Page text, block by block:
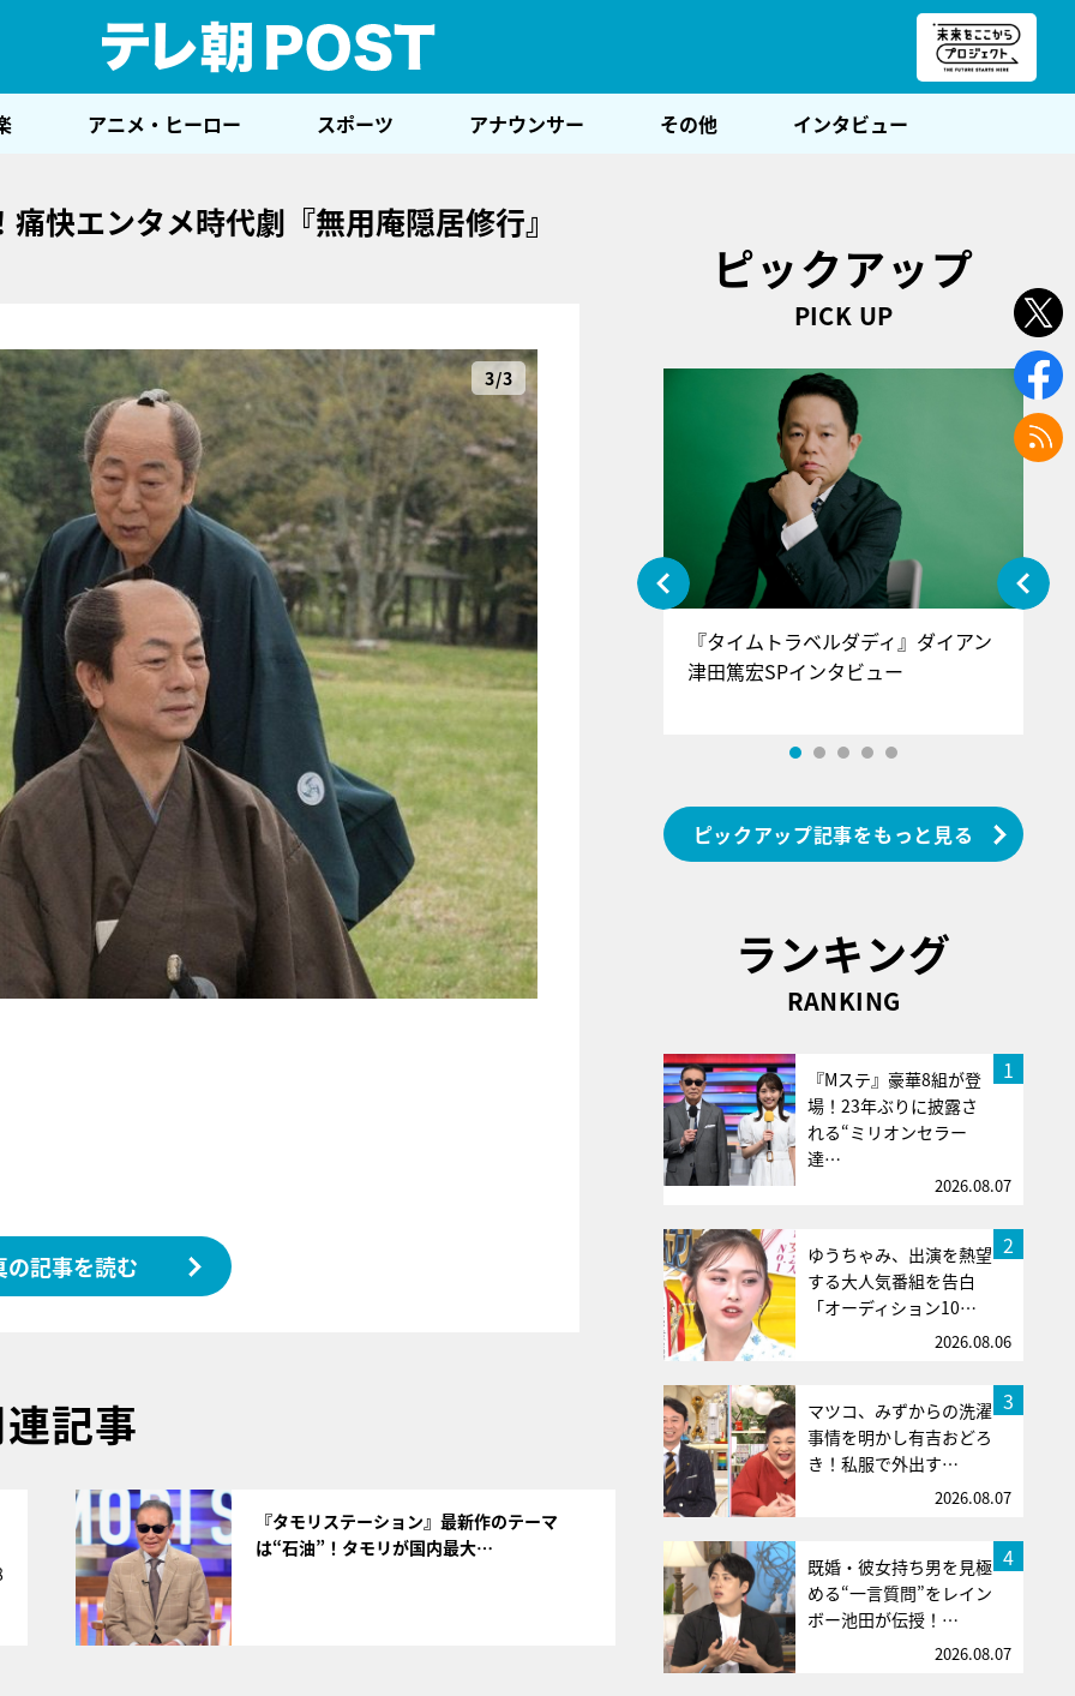
アニメ・ヒーロー スポーツ アナウンサー その他 インタビュー
快エンタメ時代劇『無用庵隠居修行』
3/3
の記事を読む
記事
『タモリステーション』最新作のテーマ
は“石油”！タモリが国内最大…
ピックアップ
PICK UP
『アイ＝ラブ！げーみんぐ』＝LOV
E齋藤樹愛羅＆佐々木舞香SPインタ
ビュー
『タイムトラベルダディ』ダイアン
津田篤宏SPインタビュー
ピックアップ記事をもっと見る
ランキング
RANKING
1
『Mステ』豪華8組が登
場！23年ぶりに披露さ
れる“ミリオンセラー
達…
2026.08.07
2
ゆうちゃみ、出演を熱望
する大人気番組を告白
「オーディション10…
2026.08.06
3
マツコ、みずからの洗濯
事情を明かし有吉おどろ
き！私服で外出す…
2026.08.07
4
既婚・彼女持ち男を見極
める“一言質問”をレイン
ボー池田が伝授！…
2026.08.07